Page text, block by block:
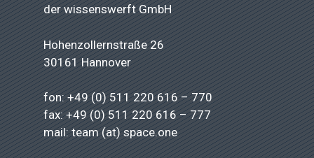
derwissenswerft GmbH
Hohenzollernstraße 26
30161 Hannover
fon: +49 (0) 511 220 616 – 770
fax: +49 (0) 511 220 616 – 777
mail: team (at) space.one